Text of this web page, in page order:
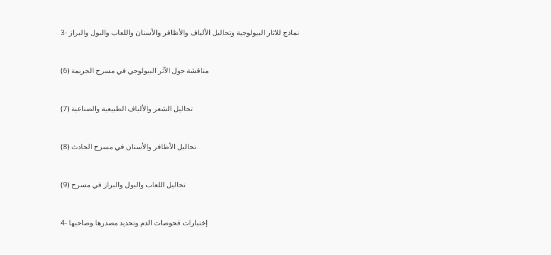
3- نماذج للاثار البيولوجية وتحاليل الألياف والأظافر والأسنان واللعاب والبول والبراز
(6) مناقشة حول الآثر البيولوجي في مسرح الجريمة
(7) تحاليل الشعر والألياف الطبيعية والصناعية
(8) تحاليل الأظافر والأسنان في مسرح الحادث
(9) تحاليل اللعاب والبول والبراز في مسرح
4- إختبارات فحوصات الدم وتحديد مصدرها وصاحبها